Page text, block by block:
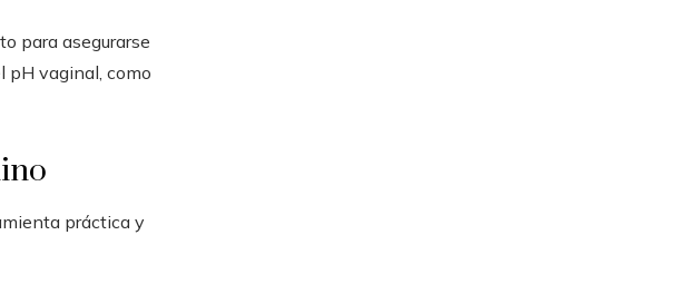
para asegurarse
pH vaginal, como
práctica y